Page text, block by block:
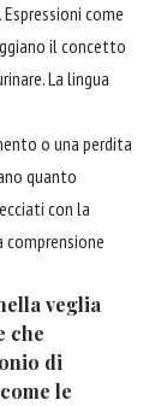
come
il concetto
La lingua
o una perdita
quanto
con la
veglia
che
di
le